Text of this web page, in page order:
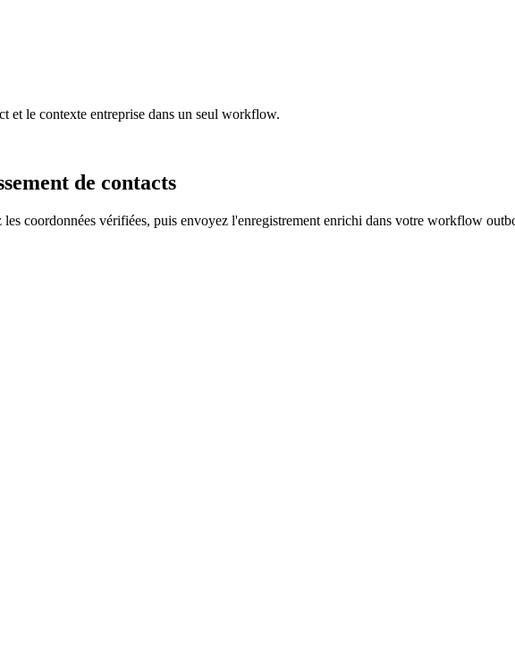
et le contexte entreprise dans un seul workflow.
de contacts
les coordonnées vérifiées, puis envoyez l'enregistrement enrichi dans votre workflow